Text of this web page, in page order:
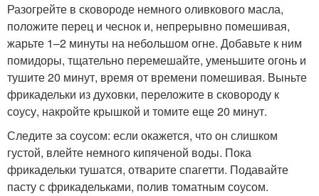
Разогрейте в сковороде немного оливкового масла,
положите перец и чеснок и, непрерывно помешивая,
жарьте 1–2 минуты на небольшом огне. Добавьте к ним
помидоры, тщательно перемешайте, уменьшите огонь и
тушите 20 минут, время от времени помешивая. Выньте
фрикадельки из духовки, переложите в сковороду к
соусу, накройте крышкой и томите еще 20 минут.
Следите за соусом: если окажется, что он слишком
густой, влейте немного кипяченой воды. Пока
фрикадельки тушатся, отварите спагетти. Подавайте
пасту с фрикадельками, полив томатным соусом.